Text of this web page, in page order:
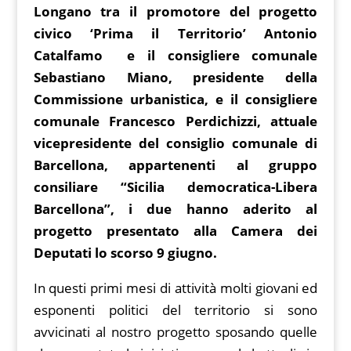
b
o
o
k
st t
s
A
p
p
g
er
y
Li
n
k
o
ar
d
l gr
a
m
Longano tra il promotore del progetto
civico ‘Prima il Territorio’ Antonio
Catalfamo e il consigliere comunale
Sebastiano Miano, presidente della
Commissione urbanistica, e il consigliere
comunale Francesco Perdichizzi, attuale
vicepresidente del consiglio comunale di
Barcellona, appartenenti al gruppo
consiliare “Sicilia democratica-Libera
Barcellona”, i due hanno aderito al
progetto presentato alla Camera dei
Deputati lo scorso 9 giugno.
In questi primi mesi di attività molti giovani ed
esponenti politici del territorio si sono
avvicinati al nostro progetto sposando quelle